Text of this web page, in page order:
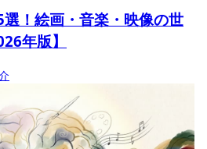
！絵画・音楽・映像の世
年版】